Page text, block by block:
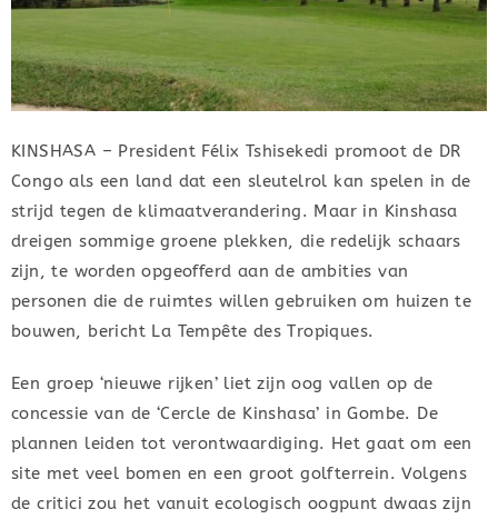
KINSHASA – President Félix Tshisekedi promoot de DR
Congo als een land dat een sleutelrol kan spelen in de
strijd tegen de klimaatverandering. Maar in Kinshasa
dreigen sommige groene plekken, die redelijk schaars
zijn, te worden opgeofferd aan de ambities van
personen die de ruimtes willen gebruiken om huizen te
bouwen, bericht La Tempête des Tropiques.
Een groep ‘nieuwe rijken’ liet zijn oog vallen op de
concessie van de ‘Cercle de Kinshasa’ in Gombe. De
plannen leiden tot verontwaardiging. Het gaat om een
site met veel bomen en een groot golfterrein. Volgens
de critici zou het vanuit ecologisch oogpunt dwaas zijn